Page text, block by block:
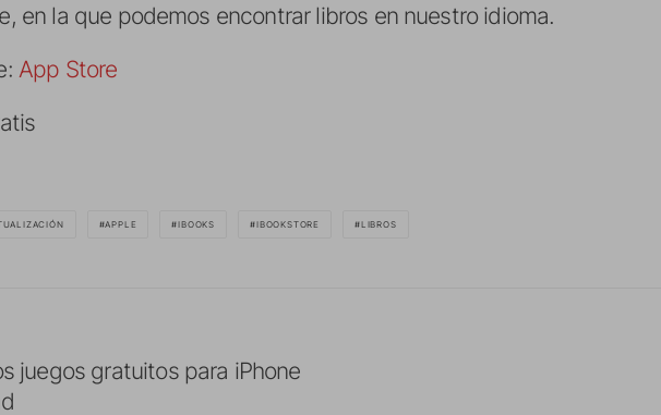
en la que podemos encontrar libros en nuestro idioma.
App Store
APPLE IBOOKS IBOOKSTORE LIBROS
juegos gratuitos para iPhone